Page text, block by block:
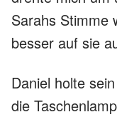
Sarahs Stimme
besser auf sie
Daniel holte
die